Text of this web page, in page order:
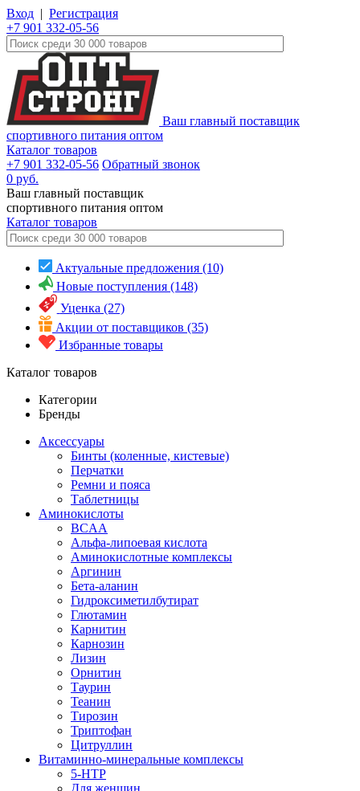
Вход | Регистрация
+7 901 332-05-56
Ваш главный поставщик
спортивного питания оптом
Каталог товаров
+7 901 332-05-56 Обратный звонок
0 руб.
Ваш главный поставщик
спортивного питания оптом
Каталог товаров
Актуальные предложения (10)
Новые поступления (148)
Уценка (27)
Акции от поставщиков (35)
Избранные товары
Каталог товаров
Категории
Бренды
Аксессуары
Бинты (коленные, кистевые)
Перчатки
Ремни и пояса
Таблетницы
Аминокислоты
BCAA
Альфа-липоевая кислота
Аминокислотные комплексы
Аргинин
Бета-аланин
Гидроксиметилбутират
Глютамин
Карнитин
Карнозин
Лизин
Орнитин
Таурин
Теанин
Тирозин
Триптофан
Цитруллин
Витаминно-минеральные комплексы
5-HTP
Для женщин